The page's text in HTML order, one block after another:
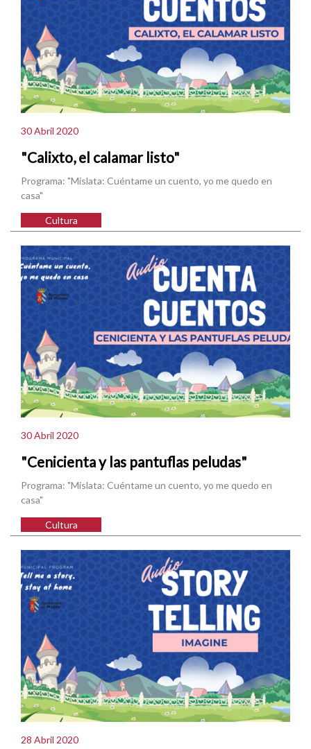
30 Abril 2020
"Calixto, el calamar listo"
Programa: "Mislata: Cuéntame un cuento, yo me quedo en
casa"
Cultura
30 Abril 2020
"Cenicienta y las pantuflas peludas"
Programa: "Mislata: Cuéntame un cuento, yo me quedo en
casa"
Cultura
28 Abril 2020